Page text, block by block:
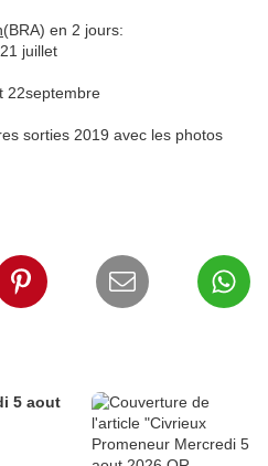
(BRA) en 2 jours:
juillet
22septembre
sorties 2019 avec les photos